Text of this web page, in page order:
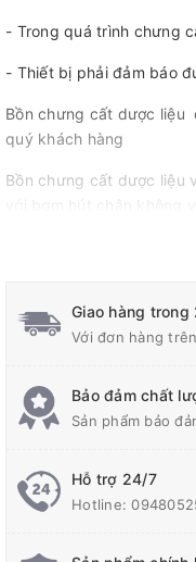
- Trong quá trình chưng
- Thiết bị phải đảm báo
Bồn chưng cất dược
quý khách hàng
Bồn chưng cất dược liệu
với bơm hút chân không
chế hút xã tự động, giúp
nguyên vật liệu. giữ
BỒN
KHÔNG
- Bồn chứa gia nhiệt
Giao hàng trong
Với đơn hàng
Bảo đảm chất
Sản phẩm bảo
Hỗ trợ 24/7
Hotline: